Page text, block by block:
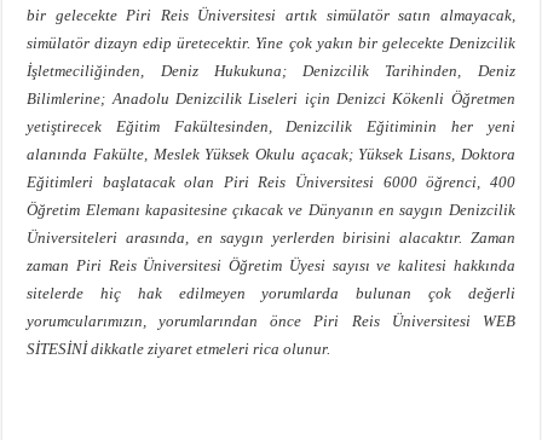
bir gelecekte Piri Reis Üniversitesi artık simülatör satın almayacak,
simülatör dizayn edip üretecektir. Yine çok yakın bir gelecekte Denizcilik
İşletmeciliğinden, Deniz Hukukuna; Denizcilik Tarihinden, Deniz
Bilimlerine; Anadolu Denizcilik Liseleri için Denizci Kökenli Öğretmen
yetiştirecek Eğitim Fakültesinden, Denizcilik Eğitiminin her yeni
alanında Fakülte, Meslek Yüksek Okulu açacak; Yüksek Lisans, Doktora
Eğitimleri başlatacak olan Piri Reis Üniversitesi 6000 öğrenci, 400
Öğretim Elemanı kapasitesine çıkacak ve Dünyanın en saygın Denizcilik
Üniversiteleri arasında, en saygın yerlerden birisini alacaktır. Zaman
zaman Piri Reis Üniversitesi Öğretim Üyesi sayısı ve kalitesi hakkında
sitelerde hiç hak edilmeyen yorumlarda bulunan çok değerli
yorumcularımızın, yorumlarından önce Piri Reis Üniversitesi WEB
SİTESİNİ dikkatle ziyaret etmeleri rica olunur.